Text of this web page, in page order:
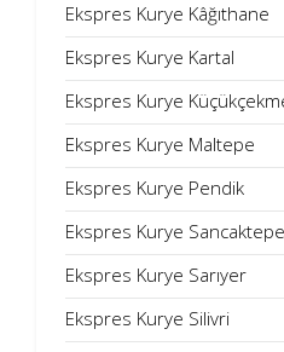
Ekspres Kurye Kâğıthane
Ekspres Kurye Kartal
Ekspres Kurye
Ekspres Kurye Maltepe
Ekspres Kurye Pendik
Ekspres Kurye Sancaktepe
Ekspres Kurye Sarıyer
Ekspres Kurye Silivri